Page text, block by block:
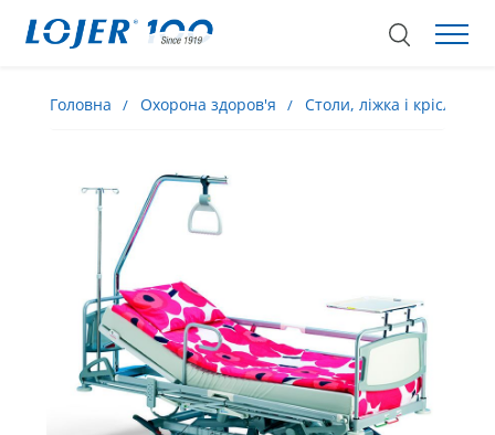
Головна Охорона здоров'я Столи, ліжка і крісла